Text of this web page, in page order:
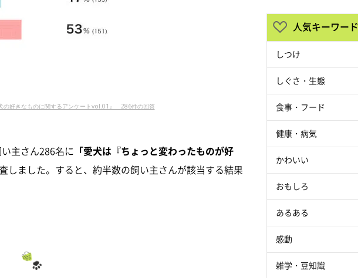
の好きなものに関するアンケートvol.01』 286件の回答
主さん286名に 「愛犬は『ちょっと変わったものが好
しました。すると、約半数の飼い主さんが該当する結果
人気キーワード
しつけ
しぐさ・生態
食事・フード
健康・病気
かわいい
おもしろ
あるある
感動
雑学・豆知識